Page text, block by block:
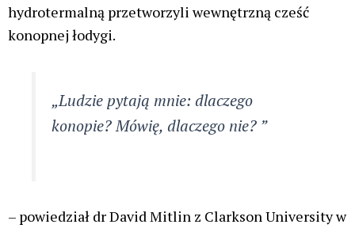
hydrotermalną przetworzyli wewnętrzną cześć
konopnej łodygi.
„Ludzie pytają mnie: dlaczego
konopie? Mówię, dlaczego nie? ”
– powiedział dr David Mitlin z Clarkson University w